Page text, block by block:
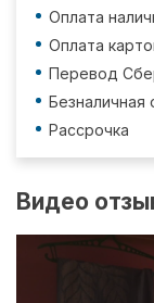
Оплата
Оплата
Перевод
Безналичная
Рассрочка
Видео